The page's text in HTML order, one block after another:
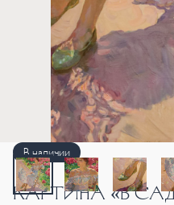
В наличии
КАРТИНА «В